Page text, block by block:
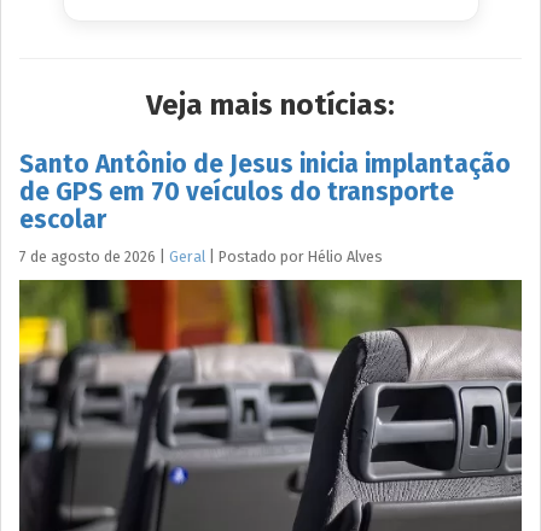
Veja mais notícias:
Santo Antônio de Jesus inicia implantação
de GPS em 70 veículos do transporte
escolar
7 de agosto de 2026 Geral Postado por Hélio Alves